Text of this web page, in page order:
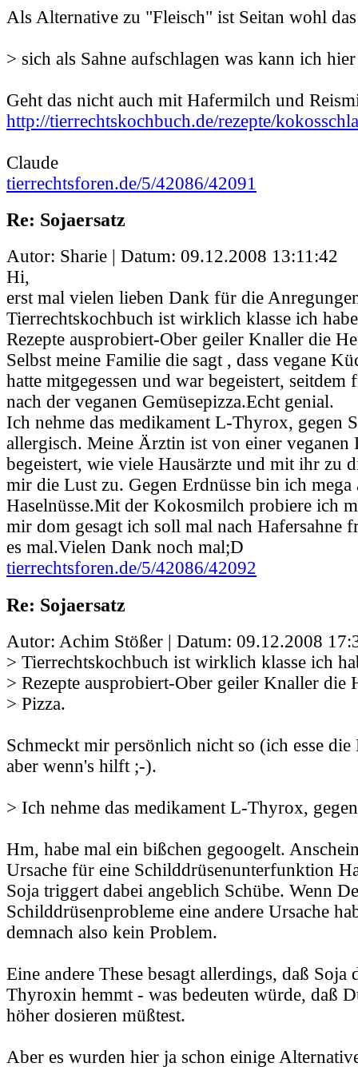
Als Alternative zu "Fleisch" ist Seitan wohl
> sich als Sahne aufschlagen was kann ich
Geht das nicht auch mit Hafermilch und
http://tierrechtskochbuch.de/rezepte/
Claude
tierrechtsforen.de/5/42086/42091
Re: Sojaersatz
Autor: Sharie | Datum: 09.12.2008 13:11:42
Hi,
erst mal vielen lieben Dank für die
Tierrechtskochbuch ist wirklich klasse ich
Rezepte ausprobiert-Ober geiler Knaller die
Selbst meine Familie die sagt , dass vegane
hatte mitgegessen und war begeistert, seitdem
nach der veganen Gemüsepizza.Echt genial.
Ich nehme das medikament L-Thyrox, gegen
allergisch. Meine Ärztin ist von einer veganen
begeistert, wie viele Hausärzte und mit ihr zu
mir die Lust zu. Gegen Erdnüsse bin ich
Haselnüsse.Mit der Kokosmilch probiere ich
mir dom gesagt ich soll mal nach Hafersahne
es mal.Vielen Dank noch mal;D
tierrechtsforen.de/5/42086/42092
Re: Sojaersatz
Autor: Achim Stößer | Datum: 09.12.2008
> Tierrechtskochbuch ist wirklich klasse ich
> Rezepte ausprobiert-Ober geiler Knaller die
> Pizza.
Schmeckt mir persönlich nicht so (ich esse
aber wenn's hilft ;-).
> Ich nehme das medikament L-Thyrox,
Hm, habe mal ein bißchen gegoogelt.
Ursache für eine Schilddrüsenunterfunktion
Soja triggert dabei angeblich Schübe. Wenn
Schilddrüsenprobleme eine andere Ursache
demnach also kein Problem.
Eine andere These besagt allerdings, daß
Thyroxin hemmt - was bedeuten würde, daß
höher dosieren müßtest.
Aber es wurden hier ja schon einige